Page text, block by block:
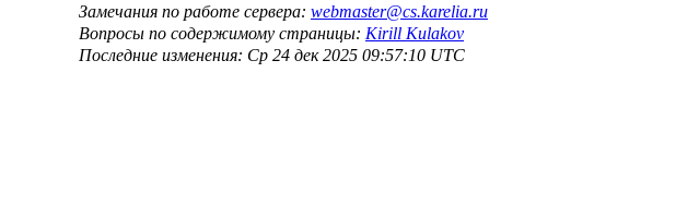
Замечания по работе сервера: webmaster@cs.karelia.ru
Вопросы по содержимому страницы: Kirill Kulakov
Последние изменения: Ср 24 дек 2025 09:57:10 UTC